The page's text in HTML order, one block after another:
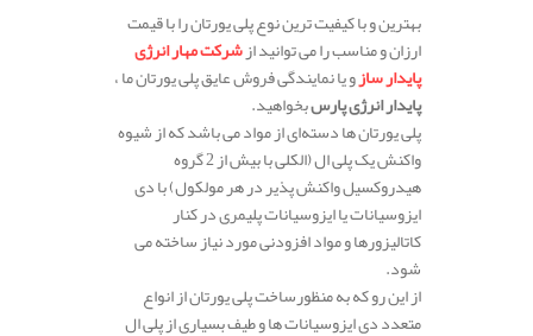
بهترین و با کیفیت ترین نوع پلی یورتان را با قیمت
ارزان و مناسب را می توانید ازشرکت مهار انرژی
پایدار سازو یا نمایندگی فروش عایق پلی یورتان ما ،
پایدار انرژی پارسبخواهید.
پلی یورتان ها دسته‌ای از مواد می باشد که از شیوه
واکنش یک پلی ال (الکلی با بیش از 2 گروه
هیدروکسیل واکنش پذیر در هر مولکول) با دی
ایزوسیانات یا ایزوسیانات پلیمری در کنار
کاتالیزورها و مواد افزودنی مورد نیاز ساخته می
شود.
از این رو که به منظورساخت پلی یورتان از انواع
متعدد دی ایزوسیانات ها و طیف بسیاری از پلی ال